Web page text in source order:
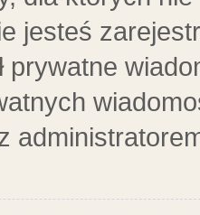
jesteś
prywatne